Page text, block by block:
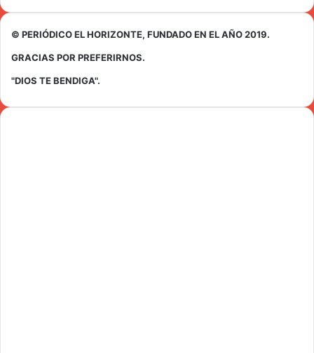
© PERIÓDICO EL HORIZONTE, FUNDADO EN EL AÑO 2019.
GRACIAS POR PREFERIRNOS.
"DIOS TE BENDIGA".